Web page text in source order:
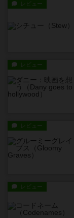
レビュー
レビュー
レビュー
レビュー